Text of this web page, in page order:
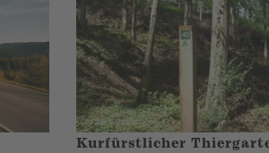
Kurfürstlicher